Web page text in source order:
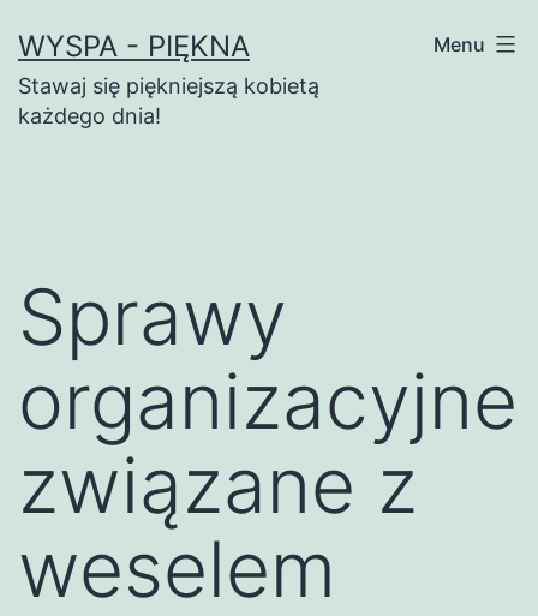
do
treści
WYSPA - PIĘKNA
Stawaj się piękniejszą kobietą
każdego dnia!
Menu
Sprawy
organizacyjne
związane z
weselem